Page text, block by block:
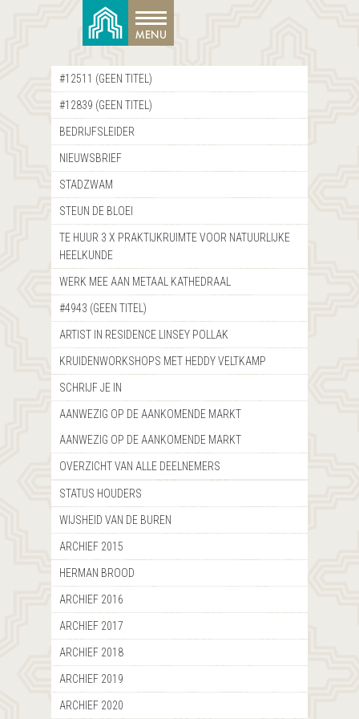
#12511 (GEEN TITEL)
#12839 (GEEN TITEL)
BEDRIJFSLEIDER
NIEUWSBRIEF
STADZWAM
STEUN DE BLOEI
TE HUUR 3 X PRAKTIJKRUIMTE VOOR NATUURLIJKE
HEELKUNDE
WERK MEE AAN METAAL KATHEDRAAL
#4943 (GEEN TITEL)
ARTIST IN RESIDENCE LINSEY POLLAK
KRUIDENWORKSHOPS MET HEDDY VELTKAMP
SCHRIJF JE IN
AANWEZIG OP DE AANKOMENDE MARKT
AANWEZIG OP DE AANKOMENDE MARKT
OVERZICHT VAN ALLE DEELNEMERS
STATUS HOUDERS
WIJSHEID VAN DE BUREN
ARCHIEF 2015
HERMAN BROOD
ARCHIEF 2016
ARCHIEF 2017
ARCHIEF 2018
ARCHIEF 2019
ARCHIEF 2020